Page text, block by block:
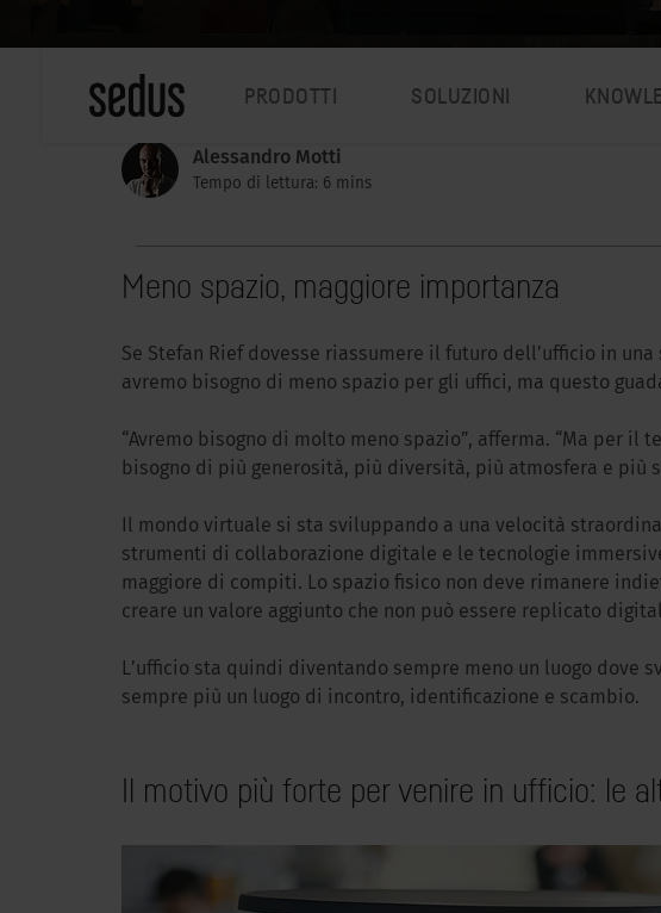
PRODOTTI SOLUZIONI
Alessandro Motti
Tempo di lettura: 6 mins
Meno spazio, maggiore importanza
Se Stefan Rief dovesse riassumere il futuro dell’ufficio in
avremo bisogno di meno spazio per gli uffici, ma questo
“Avremo bisogno di molto meno spazio”, afferma. “Ma per il
bisogno di più generosità, più diversità, più atmosfera e più
Il mondo virtuale si sta sviluppando a una velocità
strumenti di collaborazione digitale e le tecnologie
maggiore di compiti. Lo spazio fisico non deve rimanere
creare un valore aggiunto che non può essere replicato
L’ufficio sta quindi diventando sempre meno un luogo dove
sempre più un luogo di incontro, identificazione e scambio.
Il motivo più forte per venire in ufficio: le